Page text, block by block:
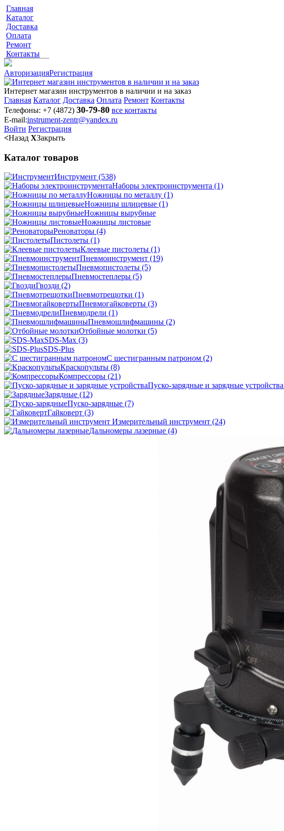
Главная
Каталог
Доставка
Оплата
Ремонт
Контакты
АвторизацияРегистрация
Интернет магазин инструментов в наличии и на заказ
Главная Каталог Доставка Оплата Ремонт Контакты
Телефоны: +7 (4872) 30-79-80 все контакты
E-mail:instrument-zentr@yandex.ru
Войти Регистрация
<Назад XЗакрыть
Каталог товаров
Инструмент (538)
Наборы электроинструмента (1)
Ножницы по металлу (1)
Ножницы шлицевые (1)
Ножницы вырубные
Ножницы листовые
Реноваторы (4)
Пистолеты (1)
Клеевые пистолеты (1)
Пневмоинструмент (19)
Пневмопистолеты (5)
Пневмостеплеры (5)
Гвозди (2)
Пневмотрещотки (1)
Пневмогайковерты (3)
Пневмодрели (1)
Пневмошлифмашины (2)
Отбойные молотки (5)
SDS-Max (3)
SDS-Plus
C шестигранным патроном (2)
Краскопульты (8)
Компрессоры (21)
Пуско-зарядные и зарядные устройства
Зарядные (12)
Пуско-зарядные (7)
Гайковерт (3)
Измерительный инструмент (24)
Дальномеры лазерные (4)